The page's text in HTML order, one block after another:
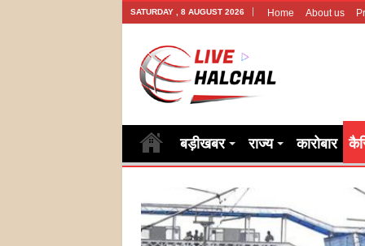
SATURDAY , 8 AUGUST 2026 Home About us
बड़ीखबर राज्य कारोबार